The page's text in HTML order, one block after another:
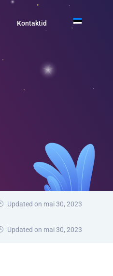
Kontaktid
Updated on mai 30, 2023
Updated on mai 30, 2023